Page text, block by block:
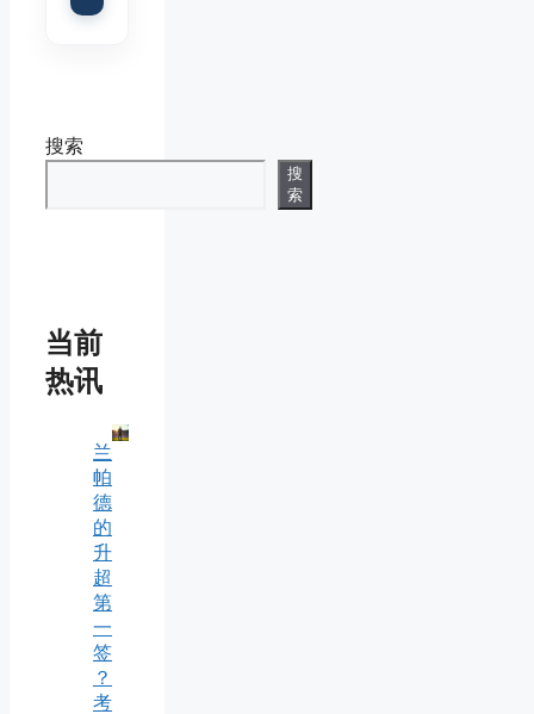
搜索
搜
索
当前
热讯
兰
帕
德
的
升
超
第
一
签
？
考